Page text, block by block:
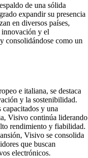
de una sólida
expandir su presencia
en diversos países,
y el
consolidándose como un
e italiana, se destaca
y la sostenibilidad.
y una
Visivo continúa liderando
rendimiento y fiabilidad.
Visivo se consolida
que buscan
electrónicos.